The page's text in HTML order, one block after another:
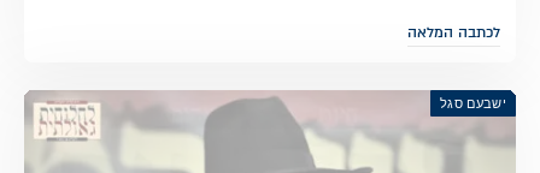
לכתבה המלאה
ישבעם סגל